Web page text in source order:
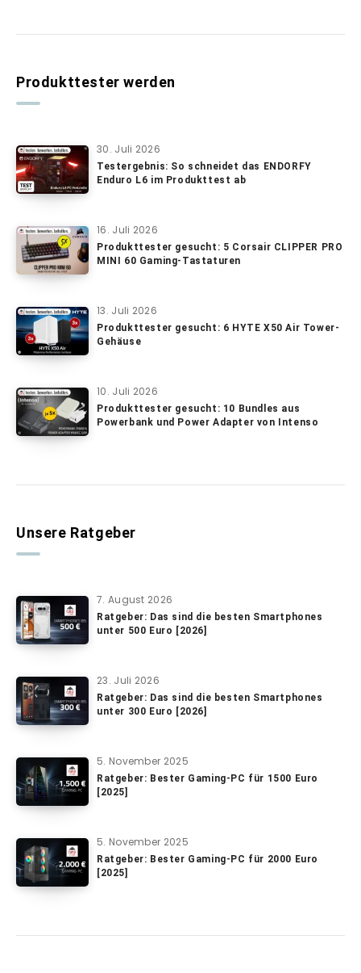
Produkttester werden
30. Juli 2026
Testergebnis: So schneidet das ENDORFY
Enduro L6 im Produkttest ab
16. Juli 2026
Produkttester gesucht: 5 Corsair CLIPPER PRO
MINI 60 Gaming-Tastaturen
13. Juli 2026
Produkttester gesucht: 6 HYTE X50 Air Tower-
Gehäuse
10. Juli 2026
Produkttester gesucht: 10 Bundles aus
Powerbank und Power Adapter von Intenso
Unsere Ratgeber
7. August 2026
Ratgeber: Das sind die besten Smartphones
unter 500 Euro [2026]
23. Juli 2026
Ratgeber: Das sind die besten Smartphones
unter 300 Euro [2026]
5. November 2025
Ratgeber: Bester Gaming-PC für 1500 Euro
[2025]
5. November 2025
Ratgeber: Bester Gaming-PC für 2000 Euro
[2025]